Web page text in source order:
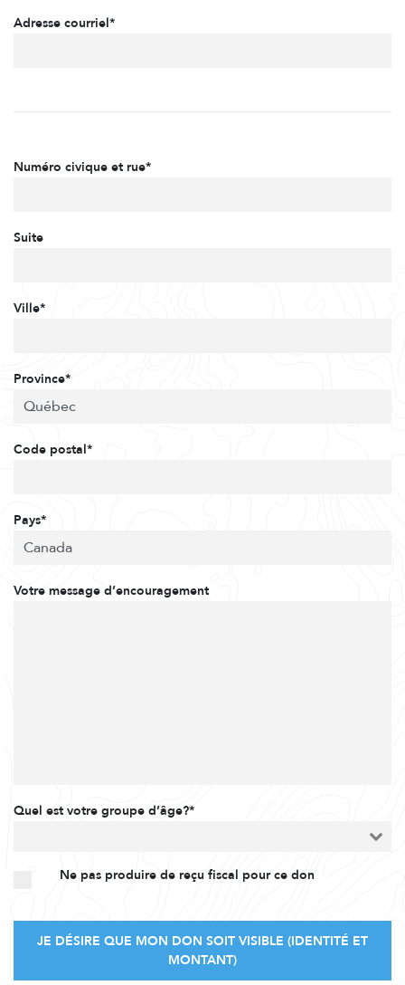
Adresse courriel*
Numéro civique et rue*
Suite
Ville*
Province*
Code postal*
Pays*
Votre message d’encouragement
Quel est votre groupe d’âge?*
Ne pas produire de reçu fiscal pour ce don
JE DÉSIRE QUE MON DON SOIT VISIBLE (IDENTITÉ ET
MONTANT)